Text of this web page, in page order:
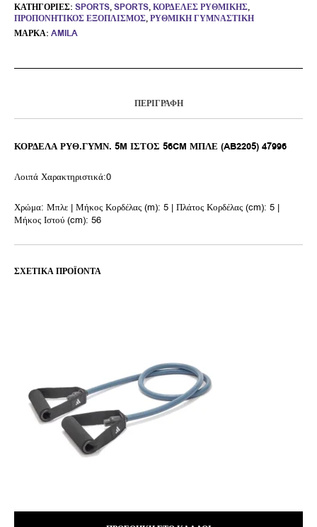
ΚΑΤΗΓΟΡΊΕΣ: SPORTS,SPORTS,ΚΟΡΔΈΛΕΣ ΡΥΘΜΙΚΉΣ,
ΠΡΟΠΟΝΗΤΙΚΌΣ ΕΞΟΠΛΙΣΜΌΣ,ΡΥΘΜΙΚΉ ΓΥΜΝΑΣΤΙΚΉ
ΜΆΡΚΑ: AMILA
ΠΕΡΙΓΡΑΦΉ
ΚΟΡΔΕΛΑ ΡΥΘ.ΓΥΜΝ. 5M ΙΣΤΟΣ 56CM ΜΠΛΕ (AB2205) 47996
Λοιπά Χαρακτηριστικά:0
Χρώμα: Μπλε | Μήκος Κορδέλας (m): 5 | Πλάτος Κορδέλας (cm): 5 |
Μήκος Ιστού (cm): 56
ΣΧΕΤΙΚΆ ΠΡΟΪΌΝΤΑ